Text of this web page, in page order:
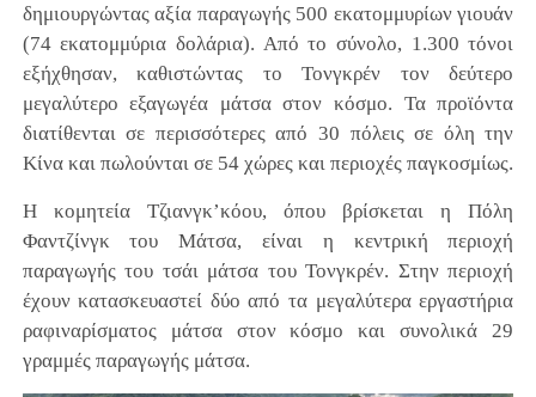
δημιουργώντας αξία παραγωγής 500 εκατομμυρίων γιουάν
(74 εκατομμύρια δολάρια). Από το σύνολο, 1.300 τόνοι
εξήχθησαν, καθιστώντας το Τονγκρέν τον δεύτερο
μεγαλύτερο εξαγωγέα μάτσα στον κόσμο. Τα προϊόντα
διατίθενται σε περισσότερες από 30 πόλεις σε όλη την
Κίνα και πωλούνται σε 54 χώρες και περιοχές παγκοσμίως.
H κομητεία Τζιανγκ’κόου, όπου βρίσκεται η Πόλη
Φαντζίνγκ του Μάτσα, είναι η κεντρική περιοχή
παραγωγής του τσάι μάτσα του Τονγκρέν. Στην περιοχή
έχουν κατασκευαστεί δύο από τα μεγαλύτερα εργαστήρια
ραφιναρίσματος μάτσα στον κόσμο και συνολικά 29
γραμμές παραγωγής μάτσα.